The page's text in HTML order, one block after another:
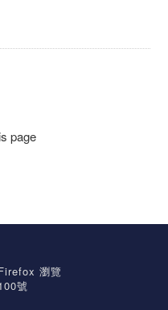
page
瀏覽
號